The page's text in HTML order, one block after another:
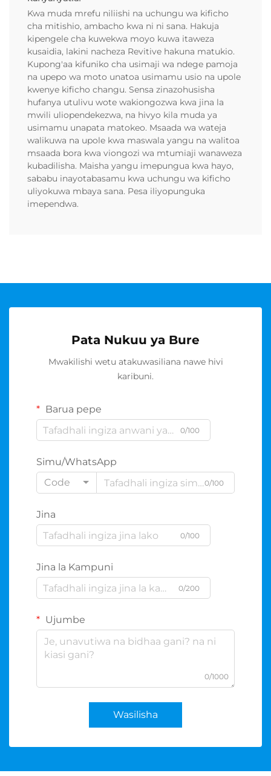
Kwa muda mrefu niliishi na uchungu wa kificho
cha mitishio, ambacho kwa ni ni sana. Hakuja
kipengele cha kuwekwa moyo kuwa itaweza
kusaidia, lakini nacheza Revitive hakuna matukio.
Kupong'aa kifuniko cha usimaji wa ndege pamoja
na upepo wa moto unatoa usimamu usio na upole
kwenye kificho changu. Sensa zinazohusisha
hufanya utulivu wote wakiongozwa kwa jina la
mwili uliopendekezwa, na hivyo kila muda ya
usimamu unapata matokeo. Msaada wa wateja
walikuwa na upole kwa maswala yangu na walitoa
msaada bora kwa viongozi wa mtumiaji wanaweza
kubadilisha. Maisha yangu imepungua kwa hayo,
sababu inayotabasamu kwa uchungu wa kificho
uliyokuwa mbaya sana. Pesa iliyopunguka
imependwa.
Pata Nukuu ya Bure
Mwakilishi wetu atakuwasiliana nawe hivi
karibuni.
Barua pepe
0/100
Simu/WhatsApp
Code
0/100
Jina
0/100
Jina la Kampuni
0/200
Ujumbe
0/1000
Wasilisha